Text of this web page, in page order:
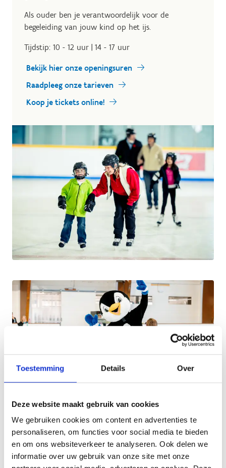
Toestemming Details Over
Deze website maakt gebruik van cookies
We gebruiken cookies om content en advertenties te
personaliseren, om functies voor social media te bieden
en om ons websiteverkeer te analyseren. Ook delen we
informatie over uw gebruik van onze site met onze
Als ouder ben je verantwoordelijk voor de
begeleiding van jouw kind op het ijs.
Tijdstip: 10 - 12 uur | 14 - 17 uur
Bekijk hier onze openingsuren
Raadpleeg onze tarieven
Koop je tickets online!
Vier je verjaardag op het ijs
Bij ons kan je samen met al je vriendjes een